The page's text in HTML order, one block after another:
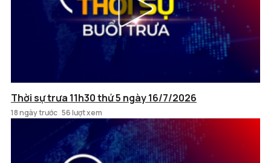
Thời sự trưa 11h30 thứ 5 ngày 16/7/2026
18 ngày trước 56 lượt xem